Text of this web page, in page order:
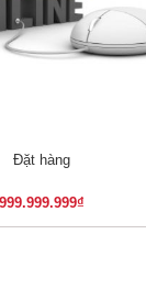
XEM NHANH
Đặt hàng
999.999.999₫